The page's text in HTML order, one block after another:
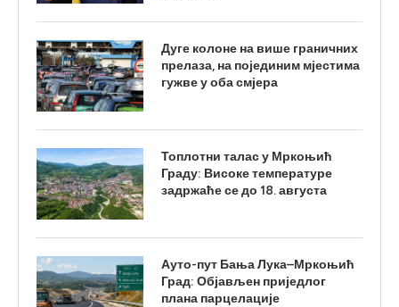
Дуге колоне на више граничних
прелаза, на појединим мјестима
гужве у оба смјера
Топлотни талас у Мркоњић
Граду: Високе температуре
задржаће се до 18. августа
Ауто-пут Бања Лука–Мркоњић
Град: Објављен приједлог
плана парцелације